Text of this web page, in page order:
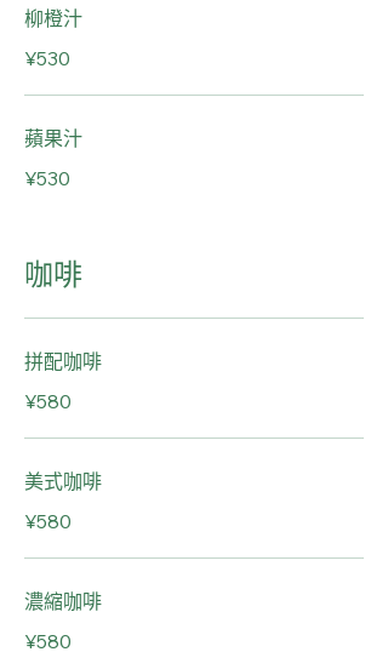
柳橙汁
¥530
蘋果汁
¥530
咖啡
拼配咖啡
¥580
美式咖啡
¥580
濃縮咖啡
¥580